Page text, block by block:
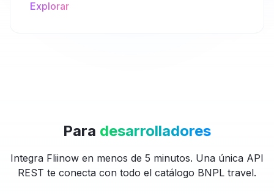
Explorar
Para desarrolladores
Integra Fliinow en menos de 5 minutos. Una única API
REST te conecta con todo el catálogo BNPL travel.